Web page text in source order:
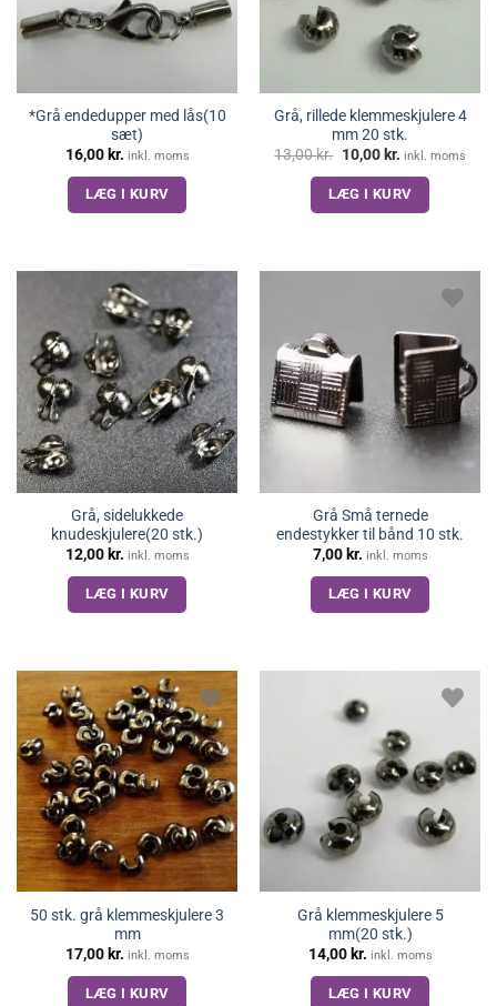
*Grå endedupper med lås(10
sæt)
16,00 kr. inkl. moms
LÆG I KURV
Grå, rillede klemmeskjulere 4
mm 20 stk.
13,00kr. Den
oprindelige
pris
var:
13,00 kr..
10,00 kr. Den
pris
er:
10,00 kr..
inkl. moms
LÆG I KURV
Grå, sidelukkede
knudeskjulere(20 stk.)
12,00 kr. inkl. moms
LÆG I KURV
Grå Små ternede
endestykker til bånd 10 stk.
7,00 kr. inkl. moms
LÆG I KURV
50 stk. grå klemmeskjulere 3
mm
17,00 kr. inkl. moms
LÆG I KURV
Grå klemmeskjulere 5
mm(20 stk.)
14,00 kr. inkl. moms
LÆG I KURV